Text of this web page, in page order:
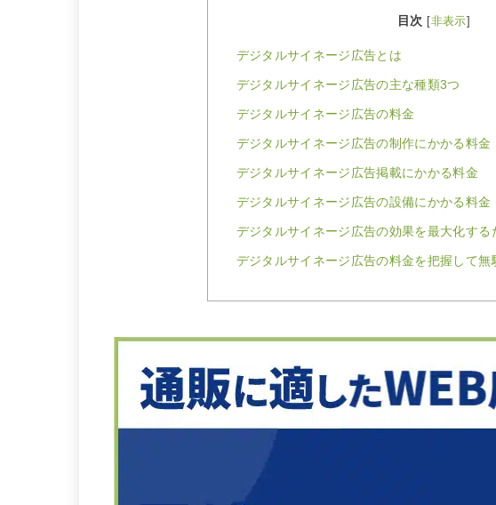
目次 [非表示]
デジタルサイネージ広告とは
デジタルサイネージ広告の主な種類3つ
デジタルサイネージ広告の料金
デジタルサイネージ広告の制作にかかる料金
デジタルサイネージ広告掲載にかかる料金
デジタルサイネージ広告の設備にかかる料金
デジタルサイネージ広告の効果を最大化する
デジタルサイネージ広告の料金を把握して無